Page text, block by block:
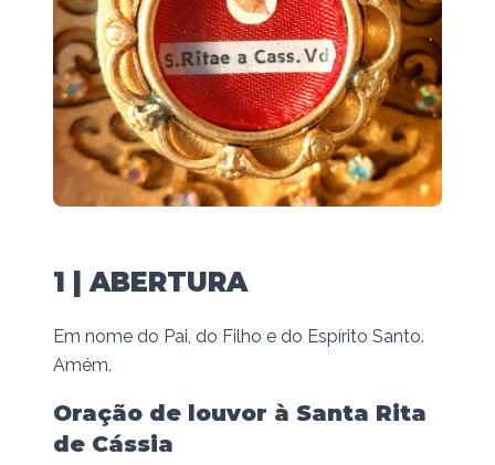
1 | ABERTURA
Em nome do Pai, do Filho e do Espírito Santo.
Amém.
Oração de louvor à Santa Rita
de Cássia